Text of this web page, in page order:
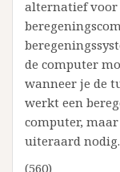
alternatief voor
de computer
wanneer je de
werkt een
computer,
uiteraard nodig.
(560)